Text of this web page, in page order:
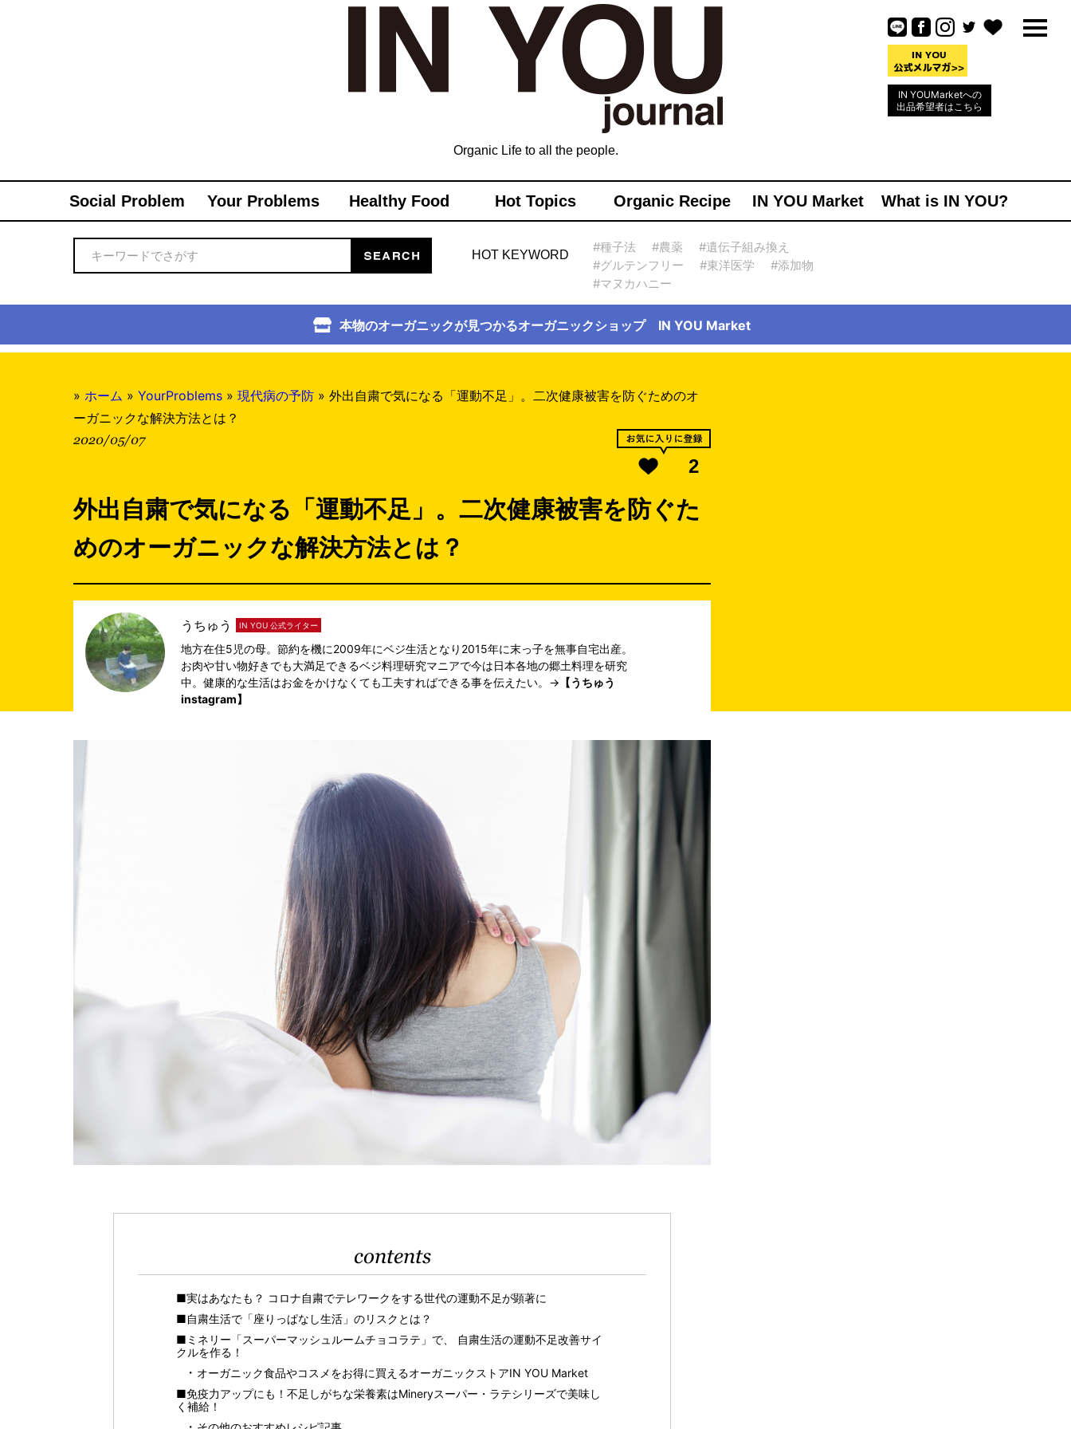
IN YOUMarketへの
出品希望者はこちら
Organic Life to all the people.
Social Problem Your Problems Healthy Food Hot Topics Organic Recipe IN YOU Market What is IN YOU?
HOT KEYWORD
#種子法 #農薬
#遺伝子組み換え
#グルテンフリー
#東洋医学
#添加物
#マヌカハニー
本物のオーガニックが見つかるオーガニックショップ IN YOU Market
» ホーム » YourProblems » 現代病の予防 » 外出自粛で気になる「運動不足」。二次健康被害を防ぐためのオ
ーガニックな解決方法とは？
2020/05/07
2
外出自粛で気になる「運動不足」。二次健康被害を防ぐた
めのオーガニックな解決方法とは？
うちゅう IN YOU 公式ライター
地方在住5児の母。節約を機に2009年にベジ生活となり2015年に末っ子を無事自宅出産。
お肉や甘い物好きでも大満足できるベジ料理研究マニアで今は日本各地の郷土料理を研究
中。健康的な生活はお金をかけなくても工夫すればできる事を伝えたい。→ 【うちゅう
instagram】
contents
■実はあなたも？ コロナ自粛でテレワークをする世代の運動不足が顕著に
■自粛生活で「座りっぱなし生活」のリスクとは？
■ミネリー「スーパーマッシュルームチョコラテ」で、 自粛生活の運動不足改善サイ
クルを作る！
オーガニック食品やコスメをお得に買えるオーガニックストアIN YOU Market
■免疫力アップにも！不足しがちな栄養素はMineryスーパー・ラテシリーズで美味し
く補給！